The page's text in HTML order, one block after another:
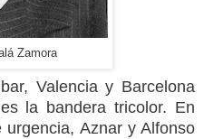
Zamora
Valencia y Barcelona
la bandera tricolor. En
Aznar y Alfonso